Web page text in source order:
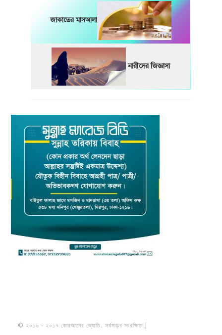
জাকাতের মাসআলা
নারীদের জিজ্ঞাসা
© ২০১৬ - ২০১৭ কোরআনের জ্যোতি. সর্বসত্ত্ব সংরক্ষিত |